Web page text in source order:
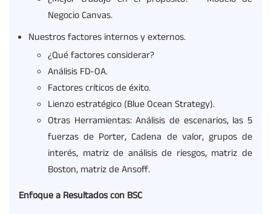
Negocio Canvas.
Nuestros factores internos y externos.
¿Qué factores considerar?
Análisis FD-OA.
Factores críticos de éxito.
Lienzo estratégico (Blue Ocean Strategy).
Otras Herramientas: Análisis de escenarios, las 5
fuerzas de Porter, Cadena de valor, grupos de
interés, matriz de análisis de riesgos, matriz de
Boston, matriz de Ansoff.
Enfoque a Resultados con BSC